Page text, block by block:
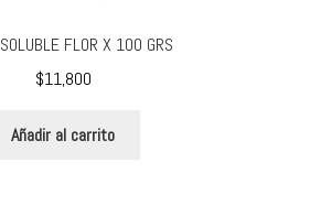
FLOR X 100 GRS
$11,800
Añadir al carrito